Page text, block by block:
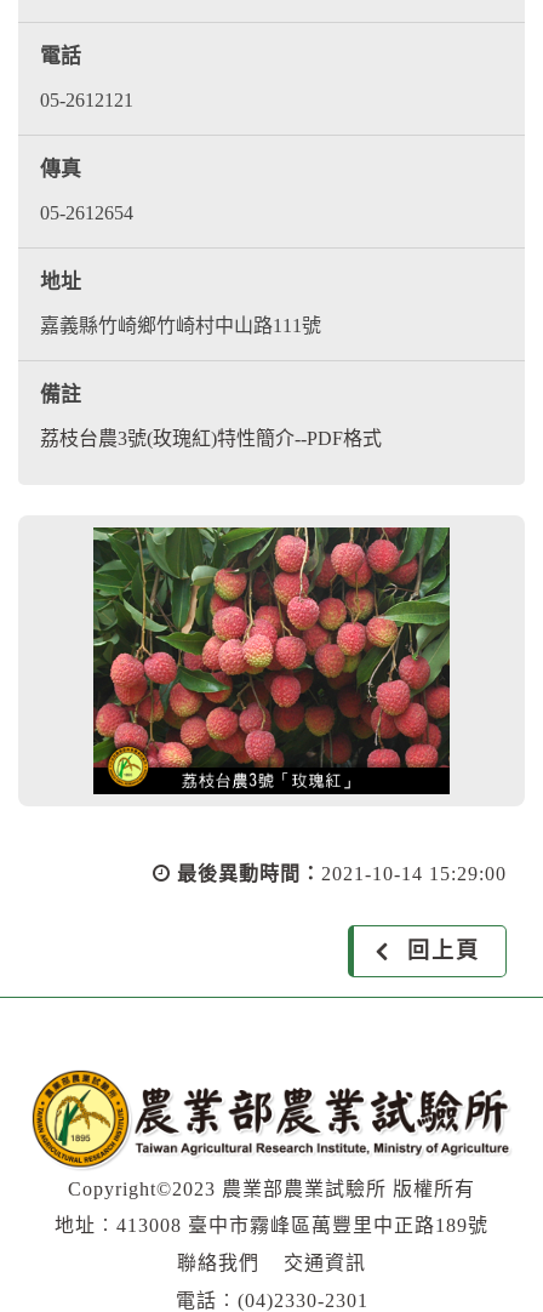
電話
05-2612121
傳真
05-2612654
地址
嘉義縣竹崎鄉竹崎村中山路111號
備註
荔枝台農3號(玫瑰紅)特性簡介--PDF格式
最後異動時間： 2021-10-14 15:29:00
回上頁
Copyright©2023 農業部農業試驗所 版權所有
地址︰413008 臺中市霧峰區萬豐里中正路189號
聯絡我們
交通資訊
電話︰ (04)2330-2301